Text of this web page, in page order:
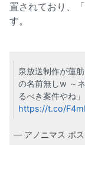
置されており、
す。
泉放送制作が蓮
の名前無しw ～
るべき案件やね
https://t.co/
— アノニマス ポ